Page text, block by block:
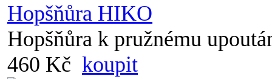
Hopšňůra HIKO
Hopšňůra k pružnému
460 Kč koupit